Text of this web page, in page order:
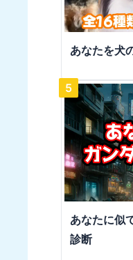
あなたを犬
5
あなたに似
診断